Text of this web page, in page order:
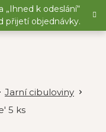
„Ihned k odeslání“
přijetí objednávky.
Jarní cibuloviny
5 ks